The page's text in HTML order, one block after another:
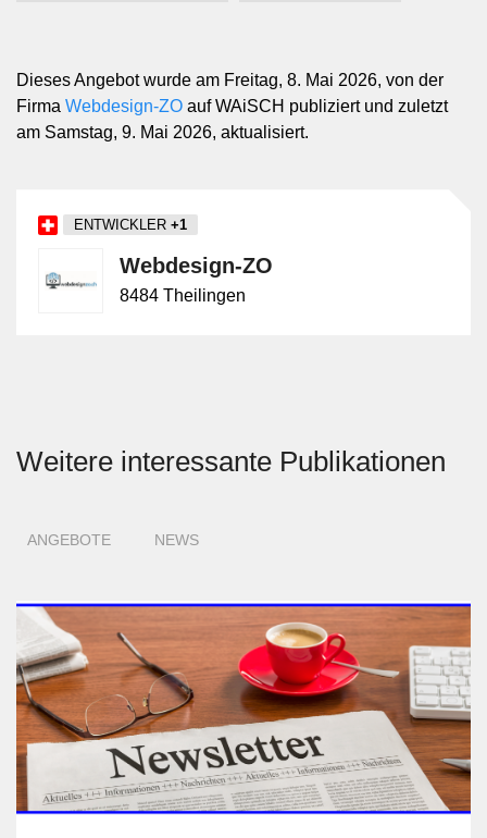
Dieses Angebot wurde am Freitag, 8. Mai 2026, von der
Firma Webdesign-ZO auf WAiSCH publiziert und zuletzt
am Samstag, 9. Mai 2026, aktualisiert.
ENTWICKLER +1
Webdesign-ZO
8484 Theilingen
Weitere interessante Publikationen
ANGEBOTE NEWS